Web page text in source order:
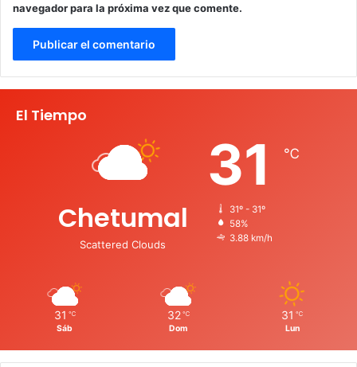
navegador para la próxima vez que comente.
El Tiempo
Chetumal
Scattered Clouds
31 ℃
31º - 31º
58%
3.88 km/h
31 ℃
Sáb
32 ℃
Dom
31 ℃
Lun